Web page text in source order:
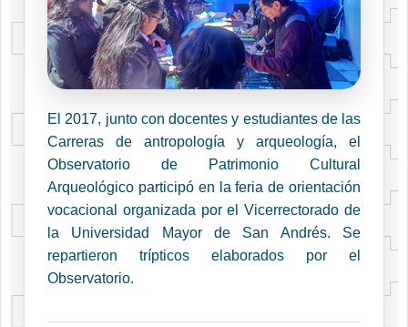
El 2017, junto con docentes y estudiantes de las
Carreras de antropología y arqueología, el
Observatorio de Patrimonio Cultural
Arqueológico participó en la feria de orientación
vocacional organizada por el Vicerrectorado de
la Universidad Mayor de San Andrés. Se
repartieron trípticos elaborados por el
Observatorio.